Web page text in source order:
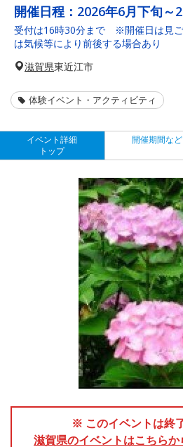
開催日程： 2026年6月下旬～
受付は16時30分まで ※開催日は見
は気候等により前後する場合あり
滋賀県東近江市
体験イベント・アクティビティ
イベント詳細
トップ
開催期間など
※ このイベントは終
滋賀県のイベントはこちらか